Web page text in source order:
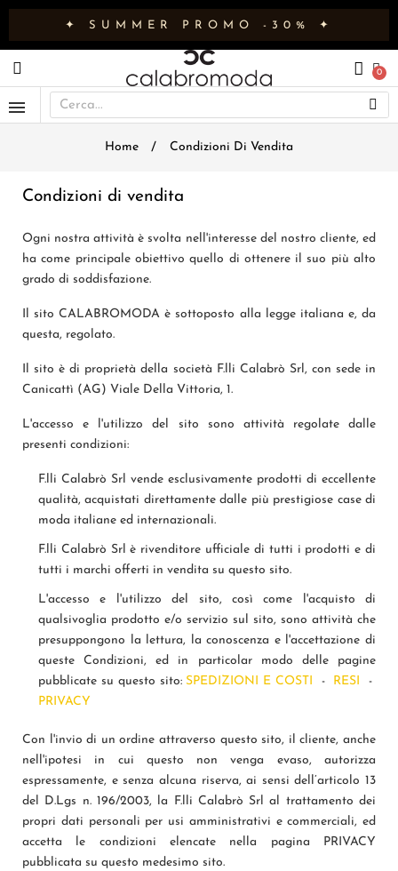
✦ SUMMER PROMO -30% ✦
Home Condizioni Di Vendita
Condizioni di vendita
Ogni nostra attività è svolta nell'interesse del nostro cliente, ed
ha come principale obiettivo quello di ottenere il suo più alto
grado di soddisfazione.
Il sito CALABROMODA è sottoposto alla legge italiana e, da
questa, regolato.
Il sito è di proprietà della società F.lli Calabrò Srl, con sede in
Canicattì (AG) Viale Della Vittoria, 1.
L'accesso e l'utilizzo del sito sono attività regolate dalle
presenti condizioni:
F.lli Calabrò Srl vende esclusivamente prodotti di eccellente
qualità, acquistati direttamente dalle più prestigiose case di
moda italiane ed internazionali.
F.lli Calabrò Srl è rivenditore ufficiale di tutti i prodotti e di
tutti i marchi offerti in vendita su questo sito.
L'accesso e l'utilizzo del sito, così come l'acquisto di
qualsivoglia prodotto e/o servizio sul sito, sono attività che
presuppongono la lettura, la conoscenza e l'accettazione di
queste Condizioni, ed in particolar modo delle pagine
pubblicate su questo sito: SPEDIZIONI E COSTI - RESI -
PRIVACY
Con l'invio di un ordine attraverso questo sito, il cliente, anche
nell'ipotesi in cui questo non venga evaso, autorizza
espressamente, e senza alcuna riserva, ai sensi dell’articolo 13
del D.Lgs n. 196/2003, la F.lli Calabrò Srl al trattamento dei
propri dati personali per usi amministrativi e commerciali, ed
accetta le condizioni elencate nella pagina PRIVACY
pubblicata su questo medesimo sito.